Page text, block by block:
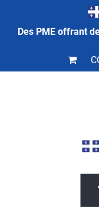
Des PME offrant